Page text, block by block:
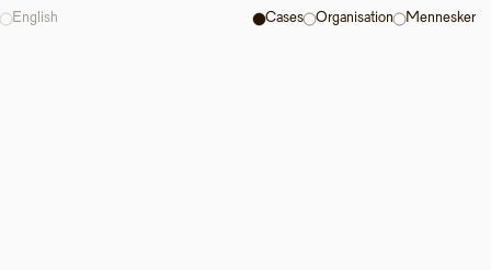
English Cases Organisation Mennesker